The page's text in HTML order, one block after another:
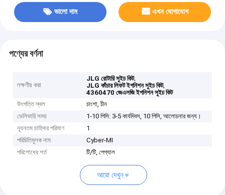
ভালো দাম এখন যোগাযোগ
পণ্যের বর্ণনা
লক্ষণীয় করা
JLG রোটারি সুইচ কিট,
JLG কাঁচার লিফট ইগনিশন সুইচ কিট,
4360470 জেএলজি ইগনিশন সুইচ কিট
উৎপত্তি স্থল
চাংশা, চীন
ডেলিভারি সময়
1-10 পিসি: 3-5 কার্যদিবস, 10 পিসি, আলোচনার জন্য।
ন্যূনতম চাহিদার পরিমাণ
1
পরিচিতিমুলক নাম
Cyber-MI
পরিশোধের শর্ত
টি/টি, পেপ্যাল
আরো দেখুন